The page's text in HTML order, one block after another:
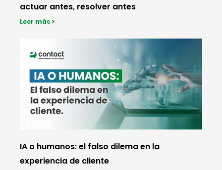
actuar antes, resolver antes
Leer más >
IA o humanos: el falso dilema en la
experiencia de cliente